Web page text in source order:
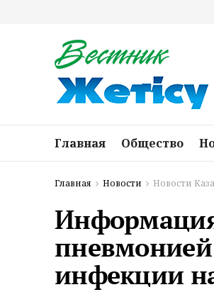
Главная Общество
Главная Новости Новости
инфекции